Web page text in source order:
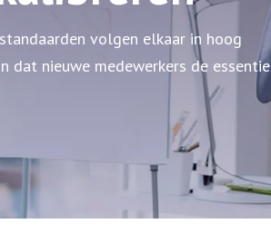
volgen elkaar in hoog
dat nieuwe medewerkers de essentie